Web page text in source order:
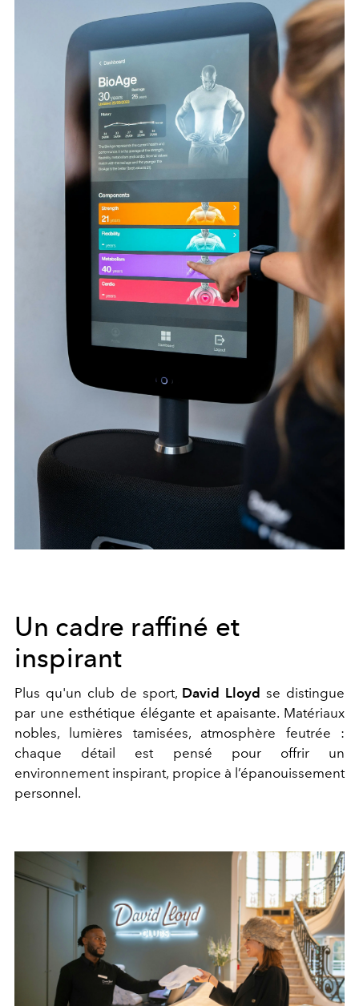
Un cadre raffiné et
inspirant
Plus qu'un club de sport, David Lloyd se distingue
par une esthétique élégante et apaisante. Matériaux
nobles, lumières tamisées, atmosphère feutrée :
chaque détail est pensé pour offrir un
environnement inspirant, propice à l’épanouissement
personnel.